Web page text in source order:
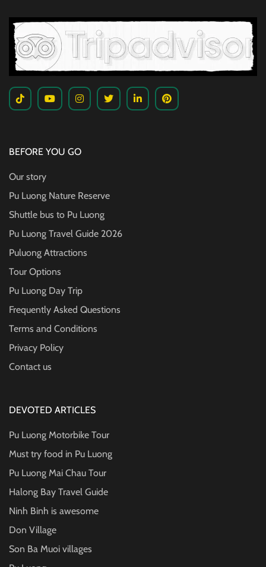
BEFORE YOU GO
Our story
Pu Luong Nature Reserve
Shuttle bus to Pu Luong
Pu Luong Travel Guide 2026
Puluong Attractions
Tour Options
Pu Luong Day Trip
Frequently Asked Questions
Terms and Conditions
Privacy Policy
Contact us
DEVOTED ARTICLES
Pu Luong Motorbike Tour
Must try food in Pu Luong
Pu Luong Mai Chau Tour
Halong Bay Travel Guide
Ninh Binh is awesome
Don Village
Son Ba Muoi villages